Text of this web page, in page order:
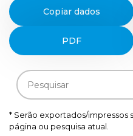
Copiar dados
PDF
* Serão exportados/impressos
página ou pesquisa atual.